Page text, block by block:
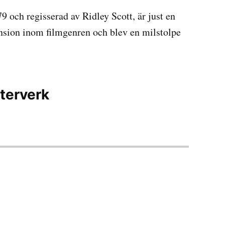
och regisserad av Ridley Scott, är just en
inom filmgenren och blev en milstolpe